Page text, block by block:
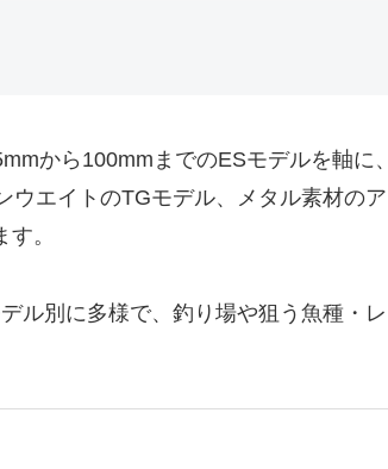
から100mmまでのESモデルを軸に、
ウエイトのTGモデル、メタル素材のア
。
ル別に多様で、釣り場や狙う魚種・レ